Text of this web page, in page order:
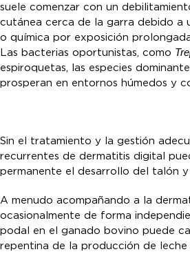
suele comenzar con un
cutánea cerca de la garra debido a
o química por exposición
Las bacterias oportunistas, como
espiroquetas, las especies
prosperan en entornos húmedos y
Sin el tratamiento y la gestión
recurrentes de dermatitis digital
permanente el desarrollo del talón y
A menudo acompañando a la
ocasionalmente de forma
podal en el ganado bovino puede
repentina de la producción de